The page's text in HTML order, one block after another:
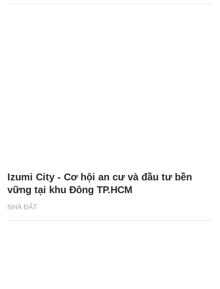
NHÀ ĐẤT
Izumi City - Cơ hội an cư và đầu tư bền
vững tại khu Đông TP.HCM